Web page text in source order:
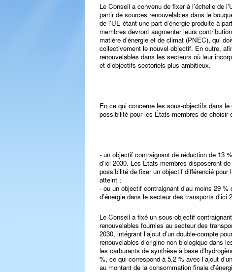
Le Conseil a convenu de fixer à l’échelle de
partir de sources renouvelables dans le
de l’UE étant une part d’énergie produite à
membres devront augmenter leurs
matière d’énergie et de climat (PNEC), qui
collectivement le nouvel objectif. En outre,
renouvelables dans les secteurs où leur
et d’objectifs sectoriels plus ambitieux.
En ce qui concerne les sous-objectifs dans
possibilité pour les États membres de choisir
- un objectif contraignant de réduction de 13
d’ici 2030. Les États membres disposeront
possibilité de fixer un objectif différencié pour
atteint ;
- ou un objectif contraignant d’au moins 29
d’énergie dans le secteur des transports d’ici
Le Conseil a fixé un sous-objectif
renouvelables fournies au secteur des
2030, intégrant l’ajout d’un double-compte
renouvelables d’origine non biologique dans
les carburants de synthèse à base
%, ce qui correspond à 5,2 % avec l’ajout
au montant de la consommation finale